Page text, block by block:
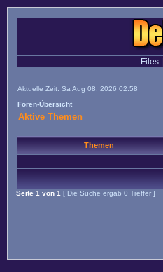
Files|
Aktuelle Zeit: Sa Aug 08, 2026 02:58
Foren-Übersicht
Aktive Themen
Themen
Seite 1 von 1 [ Die Suche ergab 0 Treffer ]